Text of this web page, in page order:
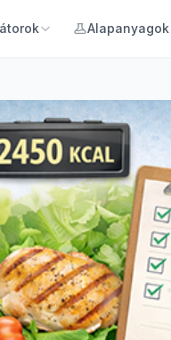
Alapanyagok